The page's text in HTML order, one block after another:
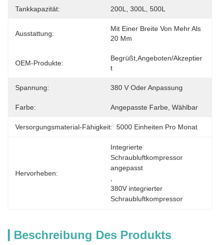
Tankkapazität: 200L, 300L, 500L
Ausstattung:
Mit Einer Breite Von Mehr Als
20 Mm
OEM-Produkte:
Begrüßt,angeboten/akzeptier
T
Spannung: 380 V Oder Anpassung
Farbe: Angepasste Farbe, Wählbar
Versorgungsmaterial-Fähigkeit: 5000 Einheiten Pro Monat
Hervorheben:
Integrierte
Schraubluftkompressor
angepasst
380V integrierter
Schraubluftkompressor
Beschreibung Des Produkts